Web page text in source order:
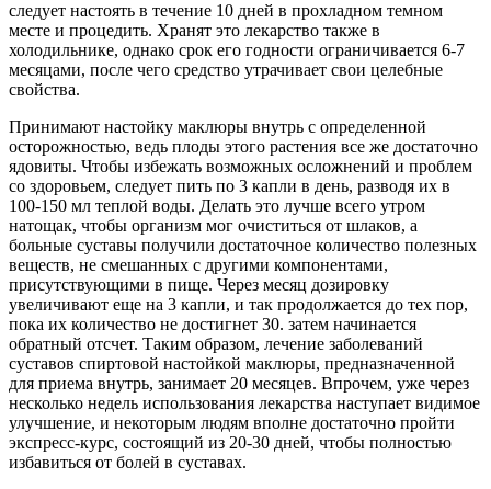
следует настоять в течение 10 дней в прохладном темном
месте и процедить. Хранят это лекарство также в
холодильнике, однако срок его годности ограничивается 6-7
месяцами, после чего средство утрачивает свои целебные
свойства.
Принимают настойку маклюры внутрь с определенной
осторожностью, ведь плоды этого растения все же достаточно
ядовиты. Чтобы избежать возможных осложнений и проблем
со здоровьем, следует пить по 3 капли в день, разводя их в
100-150 мл теплой воды. Делать это лучше всего утром
натощак, чтобы организм мог очиститься от шлаков, а
больные суставы получили достаточное количество полезных
веществ, не смешанных с другими компонентами,
присутствующими в пище. Через месяц дозировку
увеличивают еще на 3 капли, и так продолжается до тех пор,
пока их количество не достигнет 30. затем начинается
обратный отсчет. Таким образом, лечение заболеваний
суставов спиртовой настойкой маклюры, предназначенной
для приема внутрь, занимает 20 месяцев. Впрочем, уже через
несколько недель использования лекарства наступает видимое
улучшение, и некоторым людям вполне достаточно пройти
экспресс-курс, состоящий из 20-30 дней, чтобы полностью
избавиться от болей в суставах.